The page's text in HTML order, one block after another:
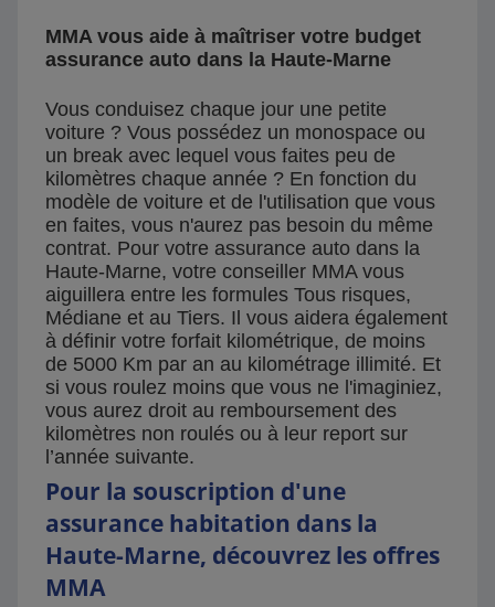
MMA vous aide à maîtriser votre budget
assurance auto dans la Haute-Marne
Vous conduisez chaque jour une petite
voiture ? Vous possédez un monospace ou
un break avec lequel vous faites peu de
kilomètres chaque année ? En fonction du
modèle de voiture et de l'utilisation que vous
en faites, vous n'aurez pas besoin du même
contrat. Pour votre assurance auto dans la
Haute-Marne, votre conseiller MMA vous
aiguillera entre les formules Tous risques,
Médiane et au Tiers. Il vous aidera également
à définir votre forfait kilométrique, de moins
de 5000 Km par an au kilométrage illimité. Et
si vous roulez moins que vous ne l'imaginiez,
vous aurez droit au remboursement des
kilomètres non roulés ou à leur report sur
l’année suivante.
Pour la souscription d'une
assurance habitation dans la
Haute-Marne, découvrez les offres
MMA